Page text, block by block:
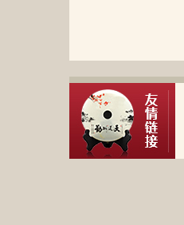
索。万分感谢！！
功臣，柱碑立祠，
于此，只克全後裔
头门庭，继後子孙
以及於今孙等，歆
头不忘之意耳。
需要？希望能对大
蒙尘。
岑延旺于2022-10-
湖南永州江华岭东
文革时期族谱被毁
辈排序，不知道我
辈说以前跟桂岭一
入21世纪后，没联